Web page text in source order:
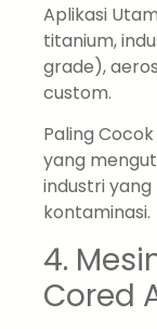
Aplikasi
titanium,
grade),
custom.
Paling
yang
industri
kontaminasi.
4.
Cored